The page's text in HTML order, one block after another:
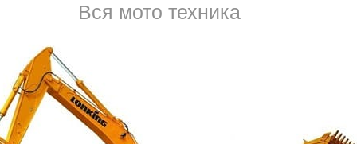
Вся мото техника
система управления. Отказ какой-либо детали может